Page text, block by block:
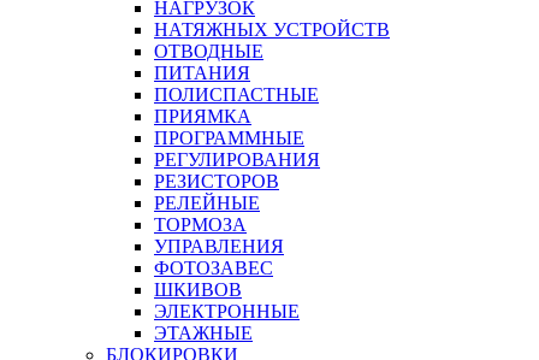
НАГРУЗОК
НАТЯЖНЫХ УСТРОЙСТВ
ОТВОДНЫЕ
ПИТАНИЯ
ПОЛИСПАСТНЫЕ
ПРИЯМКА
ПРОГРАММНЫЕ
РЕГУЛИРОВАНИЯ
РЕЗИСТОРОВ
РЕЛЕЙНЫЕ
ТОРМОЗА
УПРАВЛЕНИЯ
ФОТОЗАВЕС
ШКИВОВ
ЭЛЕКТРОННЫЕ
ЭТАЖНЫЕ
БЛОКИРОВКИ